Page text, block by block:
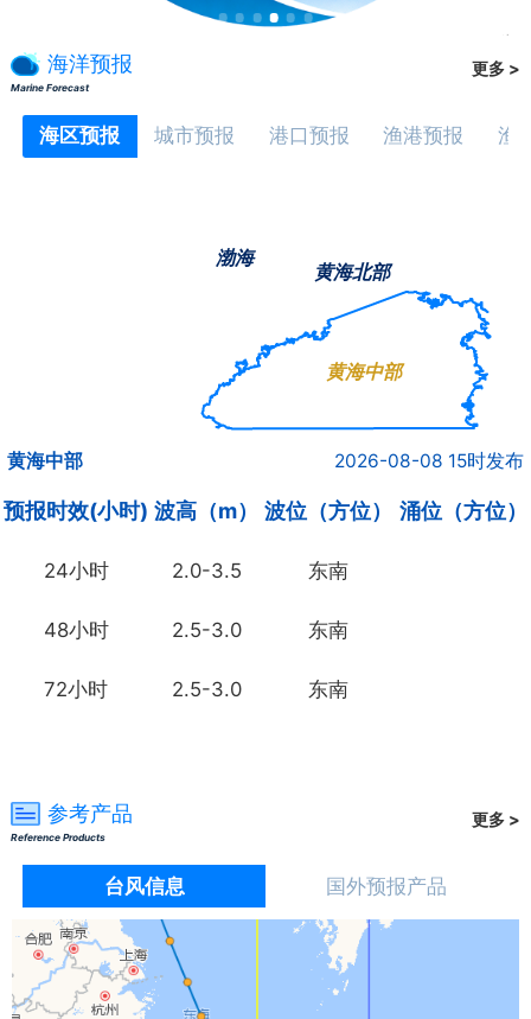
海洋预报
Marine Forecast
更多 >
海区预报 城市预报 港口预报 渔港预报 渔
黄海中部 2026-08-08 15时发布
预报时效(小时) 波高（m） 波位（方位） 涌位（方位）
24小时 2.0-3.5 东南
48小时 2.5-3.0 东南
72小时 2.5-3.0 东南
参考产品
Reference Products
更多 >
台风信息 国外预报产品